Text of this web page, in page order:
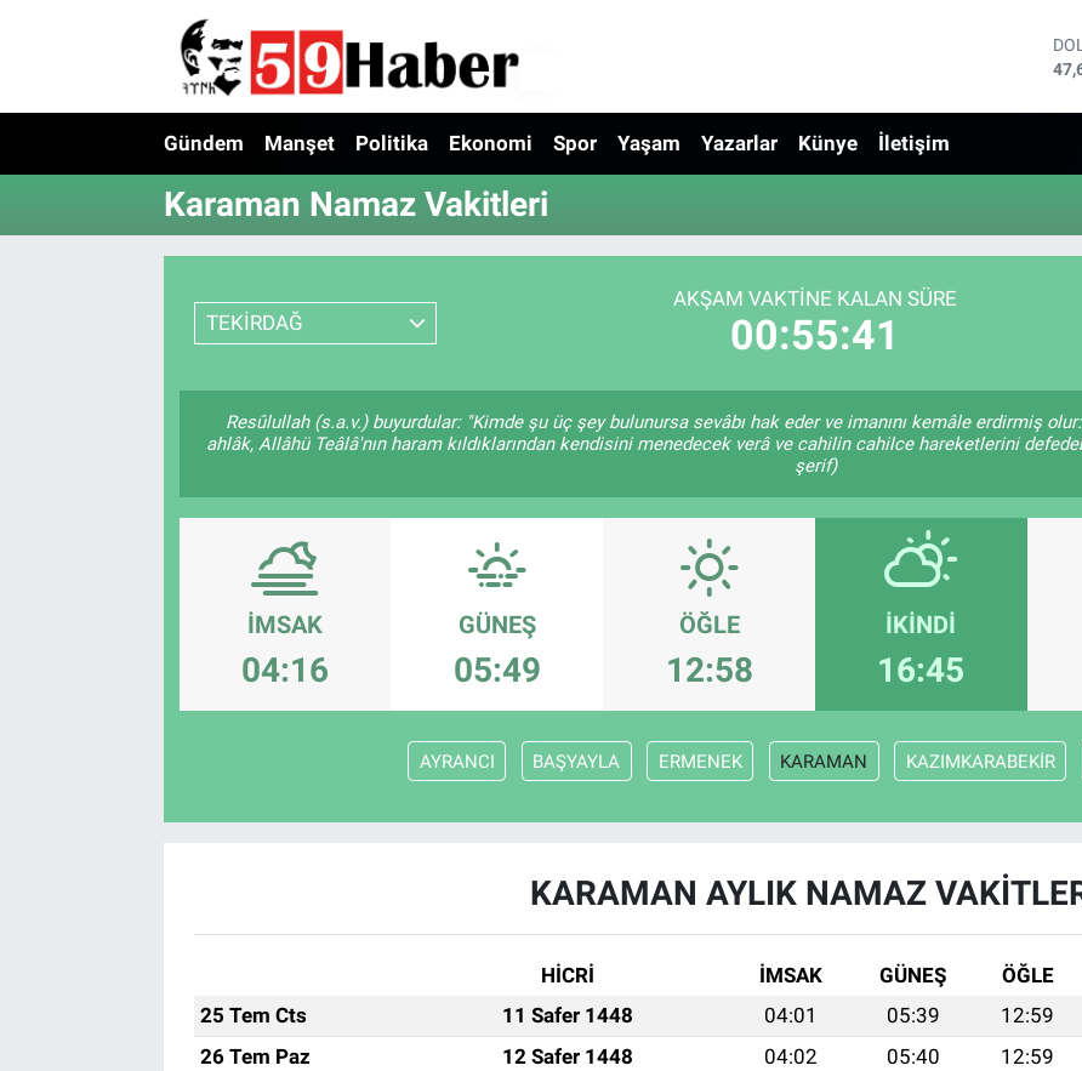
Gündem Manşet Politika Ekonomi Spor Yaşam Yazarlar Künye İletişim
Karaman Namaz Vakitleri
TEKİRDAĞ
AKŞAM VAKTINE KALAN SÜRE
00:55:41
Resûlullah (s.a.v.) buyurdular: "Kimde şu üç şey bulunursa sevâbı hak eder ve imanını kemâle erdirmiş
ahlâk, Allâhü Teâlâ'nın haram kıldıklarından kendisini menedecek verâ ve cahilin cahilce hareketlerini
şerif)
İMSAK
04:16
GÜNEŞ
05:49
ÖĞLE
12:58
İKINDI
16:45
AYRANCI BAŞYAYLA ERMENEK KARAMAN KAZIMKARABEKİR
KARAMAN AYLIK NAMAZ
HİCRİ İMSAK GÜNEŞ ÖĞLE
25 Tem Cts
11 Safer 1448 04:01 05:39 12:59
26 Tem Paz
12 Safer 1448 04:02 05:40 12:59